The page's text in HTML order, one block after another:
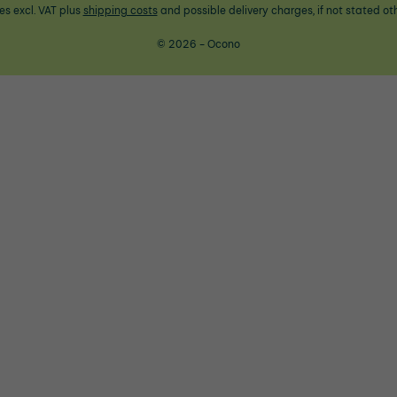
excl. VAT plus shipping costsand possible delivery charges, if not stated
© 2026 - Ocono